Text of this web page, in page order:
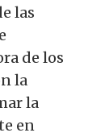
las
de los
la
la
en